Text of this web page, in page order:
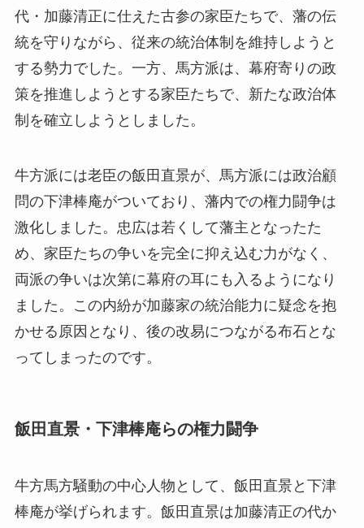
代・加藤清正に仕えた古参の家臣たちで、藩の伝
統を守りながら、従来の統治体制を維持しようと
する勢力でした。一方、馬方派は、幕府寄りの政
策を推進しようとする家臣たちで、新たな政治体
制を確立しようとしました。
牛方派には老臣の飯田直景が、馬方派には政治顧
問の下津棒庵がついており、藩内での権力闘争は
激化しました。忠広は若くして藩主となったた
め、家臣たちの争いを完全に抑え込む力がなく、
両派の争いは次第に幕府の耳にも入るようになり
ました。この内紛が加藤家の統治能力に疑念を抱
かせる原因となり、後の改易につながる布石とな
ってしまったのです。
飯田直景・下津棒庵らの権力闘争
牛方馬方騒動の中心人物として、飯田直景と下津
棒庵が挙げられます。飯田直景は加藤清正の代か